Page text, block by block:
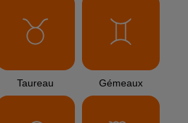
Sauvage'On Festival : une première
édition électro attendue au cœur...